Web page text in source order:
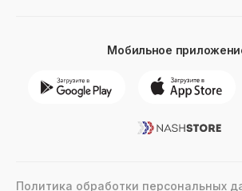
Мобильное
Политика обработки персональных